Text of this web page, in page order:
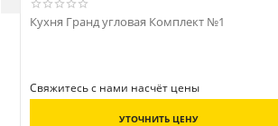
Кухня Гранд угловая Комплект №1
Свяжитесь с нами насчёт цены
УТОЧНИТЬ ЦЕНУ